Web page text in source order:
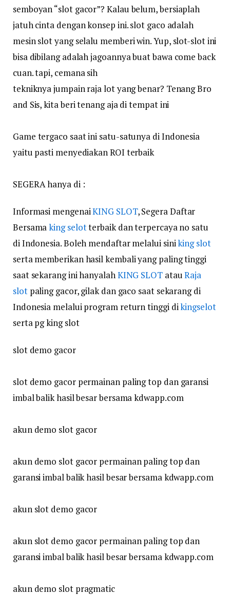
semboyan “slot gacor”? Kalau belum, bersiaplah
jatuh cinta dengan konsep ini. slot gaco adalah
mesin slot yang selalu memberi win. Yup, slot-slot ini
bisa dibilang adalah jagoannya buat bawa come back
cuan. tapi, cemana sih
tekniknya jumpain raja lot yang benar? Tenang Bro
and Sis, kita beri tenang aja di tempat ini
Game tergaco saat ini satu-satunya di Indonesia
yaitu pasti menyediakan ROI terbaik
SEGERA hanya di :
Informasi mengenaiKING SLOT, Segera Daftar
Bersamaking selotterbaik dan terpercaya no satu
di Indonesia. Boleh mendaftar melalui siniking slot
serta memberikan hasil kembali yang paling tinggi
saat sekarang ini hanyalahKING SLOTatauRaja
slotpaling gacor, gilak dan gaco saat sekarang di
Indonesia melalui program return tinggi dikingselot
serta pg king slot
slot demo gacor
slot demo gacor permainan paling top dan garansi
imbal balik hasil besar bersama kdwapp.com
akun demo slot gacor
akun demo slot gacor permainan paling top dan
garansi imbal balik hasil besar bersama kdwapp.com
akun slot demo gacor
akun slot demo gacor permainan paling top dan
garansi imbal balik hasil besar bersama kdwapp.com
akun demo slot pragmatic